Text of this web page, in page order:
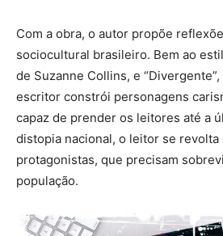
Com a obra, o autor propõe
sociocultural brasileiro. Bem ao
de Suzanne Collins, e
escritor constrói personagens
capaz de prender os leitores até a
distopia nacional, o leitor se
protagonistas, que precisam
população.